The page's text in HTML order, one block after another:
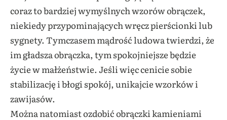
coraz to bardziej wymyślnych wzorów obrączek,
niekiedy przypominających wręcz pierścionki lub
sygnety. Tymczasem mądrość ludowa twierdzi, że
im gładsza obrączka, tym spokojniejsze będzie
życie w małżeństwie. Jeśli więc cenicie sobie
stabilizację i błogi spokój, unikajcie wzorków i
zawijasów.
Można natomiast ozdobić obrączki kamieniami